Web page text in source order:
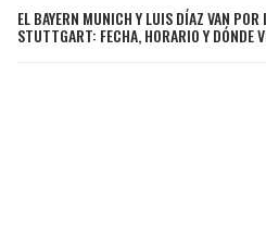
EL BAYERN MUNICH Y LUIS DÍAZ VAN
STUTTGART: FECHA, HORARIO Y DÓNDE